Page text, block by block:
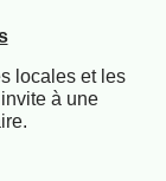
locales et les
à une